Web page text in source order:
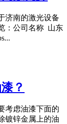
济南的激光设备
：公司名称 山东
？
考虑油漆下面的
镀锌金属上的油